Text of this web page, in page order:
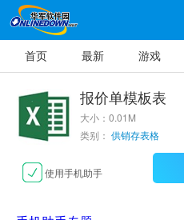
首页 最新 游戏
报价单模板表
大小：0.01M
类别： 供销存表格
使用手机助手